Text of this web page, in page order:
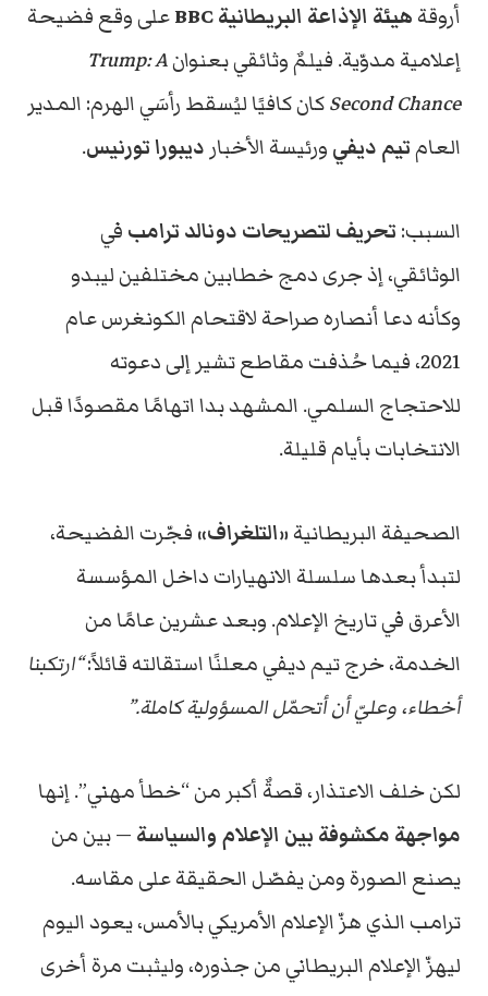
أروقةهيئة الإذاعة البريطانية BBC
على وقع فضيحة
إعلامية مدوّية. فيلمٌ وثائقي بعنوانTrump: A
Second Chanceكان كافيًا ليُسقط رأسَي الهرم: المدير
العامتيم ديفي ورئيسة الأخبار ديبورا تورنيس.
السبب: تحريف لتصريحات دونالد ترامب في
الوثائقي، إذ جرى دمج خطابين مختلفين ليبدو
وكأنه دعا أنصاره صراحة لاقتحام الكونغرس عام
2021، فيما حُذفت مقاطع تشير إلى دعوته
للاحتجاج السلمي. المشهد بدا اتهامًا مقصودًا قبل
الانتخابات بأيام قليلة.
الصحيفة البريطانية«التلغراف» فجّرت الفضيحة،
لتبدأ بعدها سلسلة الانهيارات داخل المؤسسة
الأعرق في تاريخ الإعلام. وبعد عشرين عامًا من
الخدمة، خرج تيم ديفي معلنًا استقالته قائلاً:“ارتكبنا
أخطاء، وعليّ أن أتحمّل المسؤولية كاملة.”
لكن خلف الاعتذار، قصةٌ أكبر من “خطأ مهني”. إنها
مواجهة مكشوفة بين الإعلام والسياسة — بين من
يصنع الصورة ومن يفصّل الحقيقة على مقاسه.
ترامب الذي هزّ الإعلام الأمريكي بالأمس، يعود اليوم
ليهزّ الإعلام البريطاني من جذوره، وليثبت مرة أخرى